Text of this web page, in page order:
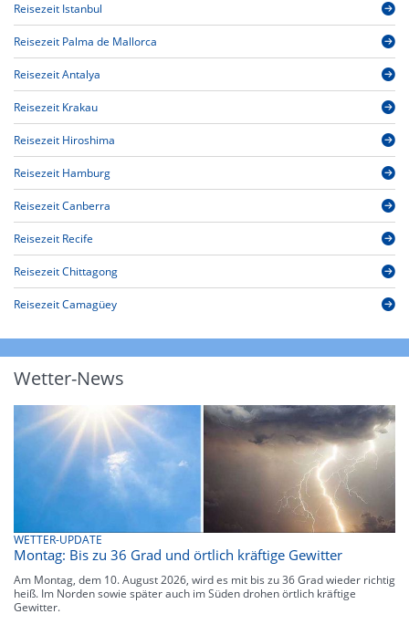
Reisezeit Istanbul
Reisezeit Palma de Mallorca
Reisezeit Antalya
Reisezeit Krakau
Reisezeit Hiroshima
Reisezeit Hamburg
Reisezeit Canberra
Reisezeit Recife
Reisezeit Chittagong
Reisezeit Camagüey
Wetter-News
WETTER-UPDATE
Montag: Bis zu 36 Grad und örtlich kräftige Gewitter
Am Montag, dem 10. August 2026, wird es mit bis zu 36 Grad wieder richtig
heiß. Im Norden sowie später auch im Süden drohen örtlich kräftige
Gewitter.